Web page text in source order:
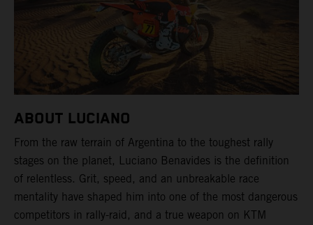
ABOUT LUCIANO
From the raw terrain of Argentina to the toughest rally
stages on the planet, Luciano Benavides is the definition
of relentless. Grit, speed, and an unbreakable race
mentality have shaped him into one of the most dangerous
competitors in rally-raid, and a true weapon on KTM